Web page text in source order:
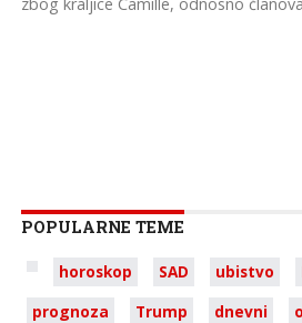
POPULARNE TEME
horoskop SAD ubistvo
prognoza
Trump dnevni